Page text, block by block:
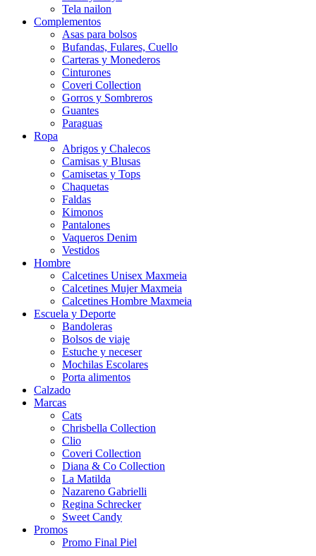
Tela nailon
Complementos
Asas para bolsos
Bufandas, Fulares, Cuello
Carteras y Monederos
Cinturones
Coveri Collection
Gorros y Sombreros
Guantes
Paraguas
Ropa
Abrigos y Chalecos
Camisas y Blusas
Camisetas y Tops
Chaquetas
Faldas
Kimonos
Pantalones
Vaqueros Denim
Vestidos
Hombre
Calcetines Unisex Maxmeia
Calcetines Mujer Maxmeia
Calcetines Hombre Maxmeia
Escuela y Deporte
Bandoleras
Bolsos de viaje
Estuche y neceser
Mochilas Escolares
Porta alimentos
Calzado
Marcas
Cats
Chrisbella Collection
Clio
Coveri Collection
Diana & Co Collection
La Matilda
Nazareno Gabrielli
Regina Schrecker
Sweet Candy
Promos
Promo Final Piel